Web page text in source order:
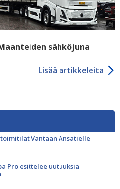
sähköjuna
Lisää artikkeleita
Vantaan Ansatielle
Pro esittelee uutuuksia